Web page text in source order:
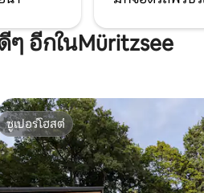
อีกในMüritzsee
ซูเปอร์โฮสต์
ซูเปอร์โฮสต์